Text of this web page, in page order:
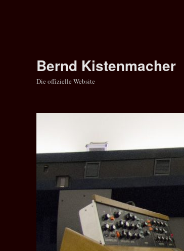
Bernd Kistenmacher
Die offizielle Website